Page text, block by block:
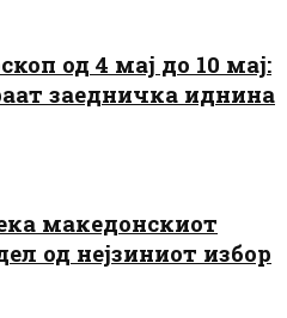
од 4 мај до 10 мај:
заедничка иднина
македонскиот
од нејзиниот избор